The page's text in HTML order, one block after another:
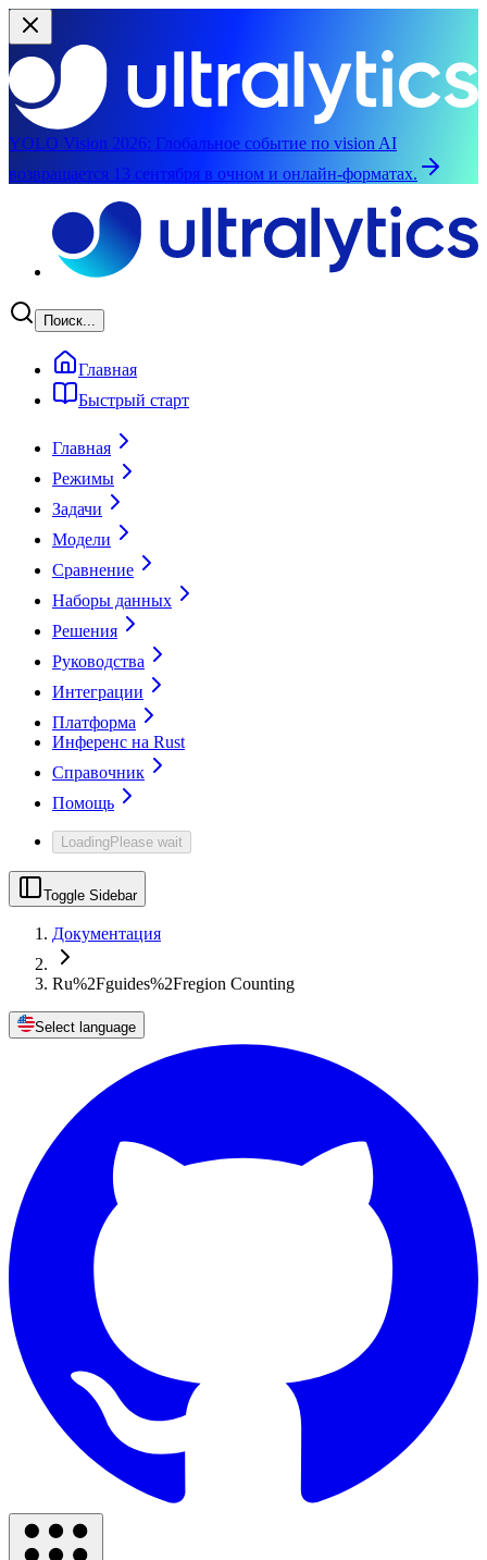
YOLO Vision 2026: Глобальное событие по vision AI
возвращается 13 сентября в очном и онлайн-форматах.
Поиск...
Главная
Быстрый старт
Главная
Режимы
Задачи
Модели
Сравнение
Наборы данных
Решения
Руководства
Интеграции
Платформа
Инференс на Rust
Справочник
Помощь
LoadingPlease wait
Toggle Sidebar
Документация
Ru%2Fguides%2Fregion Counting
Select language